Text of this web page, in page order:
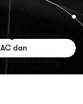
Tag: Perawatan
AC dan